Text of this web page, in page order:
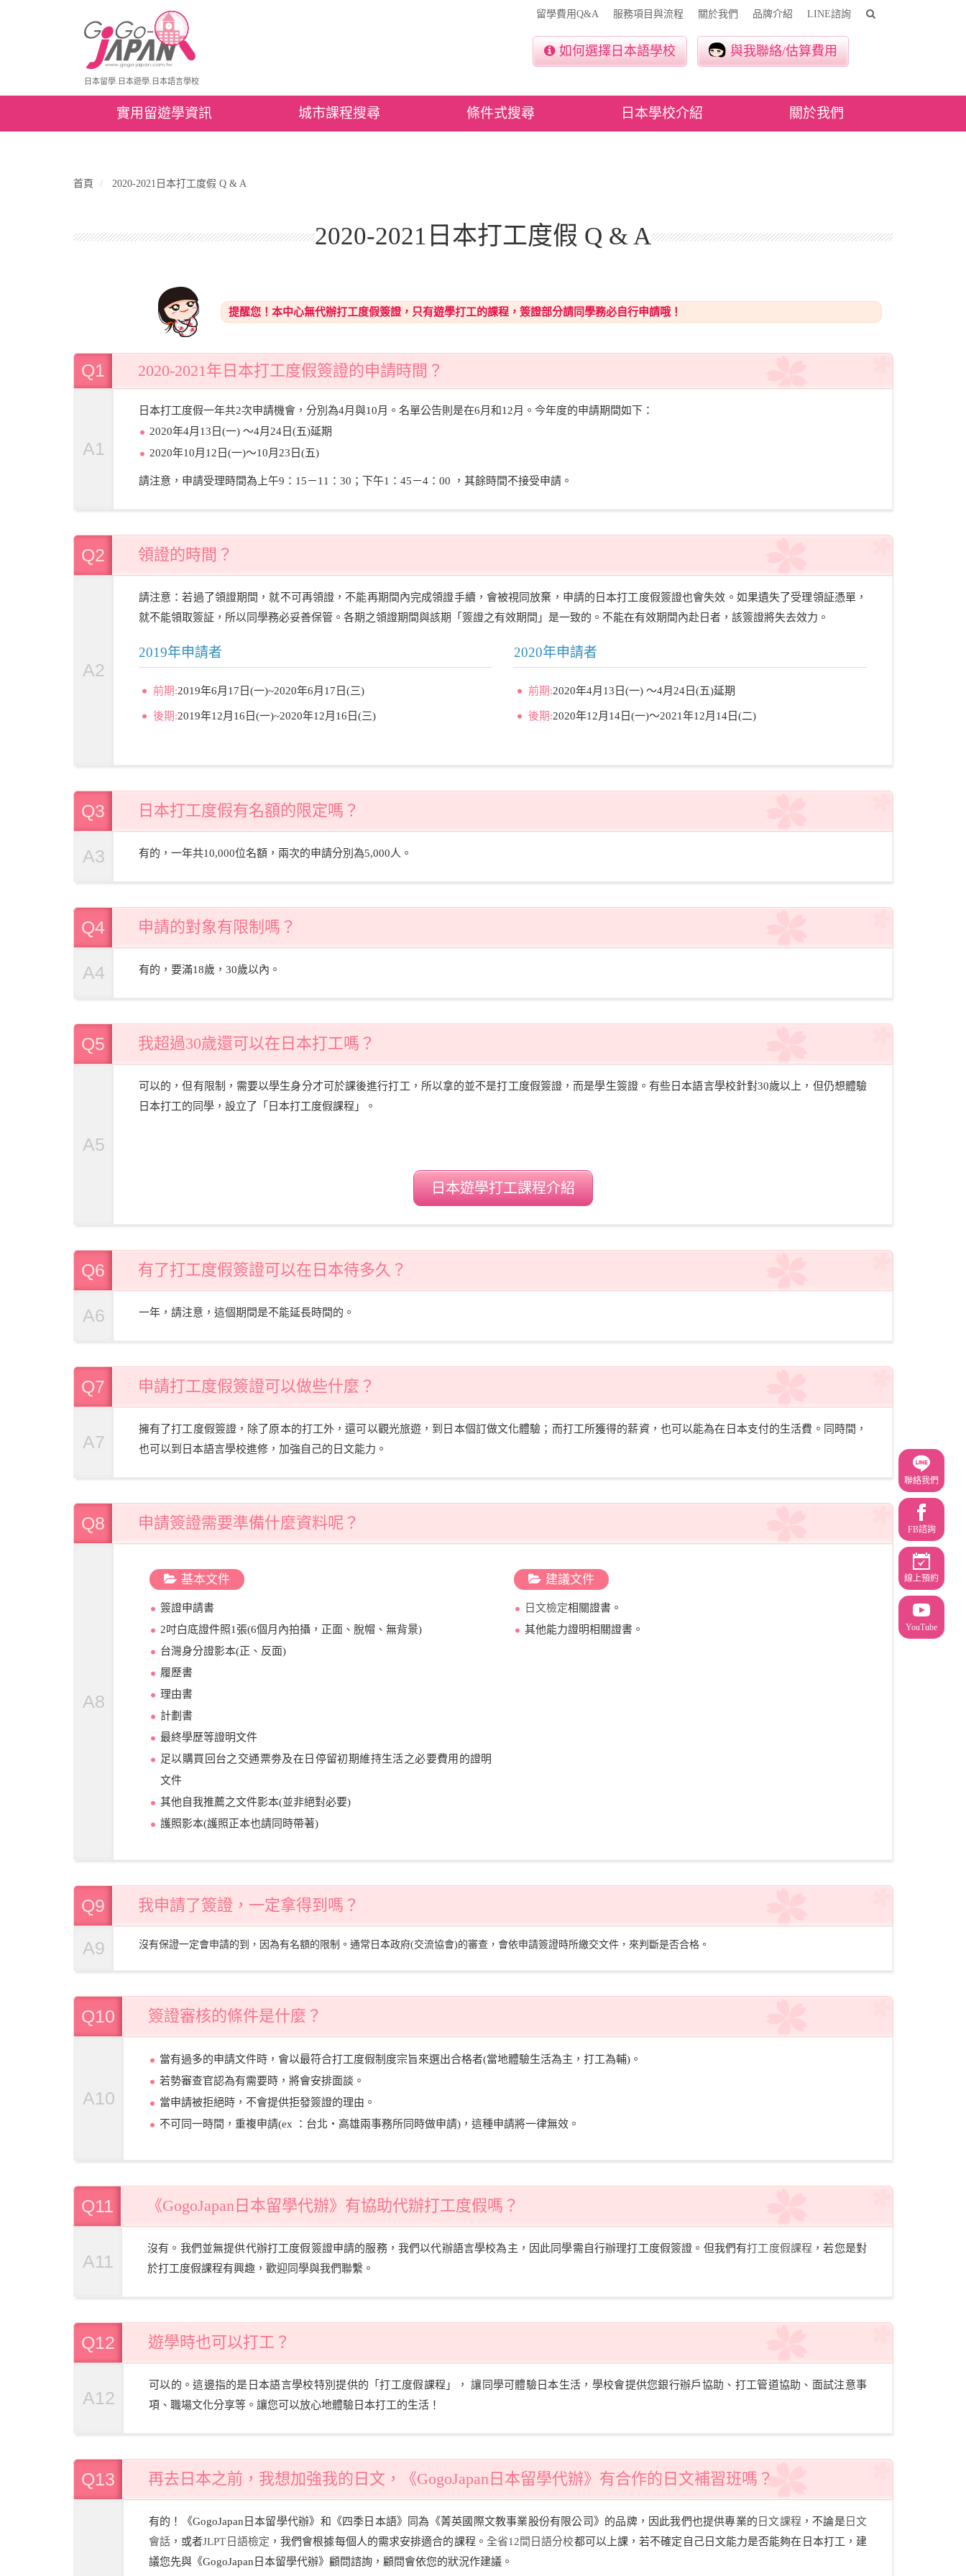
日本留學.日本遊學.日本語言學校
留學費用Q&A 服務項目與流程 關於我們 品牌介紹 LINE諮詢
如何選擇日本語學校 與我聯絡/估算費用
實用留遊學資訊 城市課程搜尋 條件式搜尋 日本學校介紹 關於我們
首頁 2020-2021日本打工度假 Q & A
2020-2021日本打工度假 Q & A
提醒您！本中心無代辦打工度假簽證，只有遊學打工的課程，簽證部分請同學務必自行申請哦！
Q1 2020-2021年日本打工度假簽證的申請時間？
A1
日本打工度假一年共2次申請機會，分別為4月與10月。名單公告則是在6月和12月。今年度的申請期間如下：
2020年4月13日(一) ～4月24日(五)延期
2020年10月12日(一)～10月23日(五)
請注意，申請受理時間為上午9：15－11：30；下午1：45－4：00 ，其餘時間不接受申請。
Q2 領證的時間？
A2
請注意：若過了領證期間，就不可再領證，不能再期間內完成領證手續，會被視同放棄，申請的日本打工度假簽證也會失效。如果遺失了受理領証憑單，
就不能領取簽証，所以同學務必妥善保管。各期之領證期間與該期「簽證之有效期間」是一致的。不能在有效期間內赴日者，該簽證將失去效力。
2019年申請者
前期:2019年6月17日(一)~2020年6月17日(三)
後期:2019年12月16日(一)~2020年12月16日(三)
2020年申請者
前期:2020年4月13日(一) ～4月24日(五)延期
後期:2020年12月14日(一)～2021年12月14日(二)
Q3 日本打工度假有名額的限定嗎？
A3 有的，一年共10,000位名額，兩次的申請分別為5,000人。
Q4 申請的對象有限制嗎？
A4 有的，要滿18歲，30歲以內。
Q5 我超過30歲還可以在日本打工嗎？
A5
可以的，但有限制，需要以學生身分才可於課後進行打工，所以拿的並不是打工度假簽證，而是學生簽證。有些日本語言學校針對30歲以上，但仍想體驗
日本打工的同學，設立了「日本打工度假課程」。
日本遊學打工課程介紹
Q6 有了打工度假簽證可以在日本待多久？
A6 一年，請注意，這個期間是不能延長時間的。
Q7 申請打工度假簽證可以做些什麼？
A7
擁有了打工度假簽證，除了原本的打工外，還可以觀光旅遊，到日本個訂做文化體驗；而打工所獲得的薪資，也可以能為在日本支付的生活費。同時間，
也可以到日本語言學校進修，加強自己的日文能力。
Q8 申請簽證需要準備什麼資料呢？
A8
基本文件
簽證申請書
2吋白底證件照1張(6個月內拍攝，正面、脫帽、無背景)
台灣身分證影本(正、反面)
履歷書
理由書
計劃書
最終學歷等證明文件
足以購買回台之交通票劵及在日停留初期維持生活之必要費用的證明
文件
其他自我推薦之文件影本(並非絕對必要)
護照影本(護照正本也請同時帶著)
建議文件
日文檢定相關證書。
其他能力證明相關證書。
Q9 我申請了簽證，一定拿得到嗎？
A9 沒有保證一定會申請的到，因為有名額的限制。通常日本政府(交流協會)的審查，會依申請簽證時所繳交文件，來判斷是否合格。
Q10 簽證審核的條件是什麼？
A10
當有過多的申請文件時，會以最符合打工度假制度宗旨來選出合格者(當地體驗生活為主，打工為輔)。
若勢審查官認為有需要時，將會安排面談。
當申請被拒絕時，不會提供拒發簽證的理由。
不可同一時間，重複申請(ex ：台北・高雄兩事務所同時做申請)，這種申請將一律無效。
Q11 《GogoJapan日本留學代辦》有協助代辦打工度假嗎？
A11
沒有。我們並無提供代辦打工度假簽證申請的服務，我們以代辦語言學校為主，因此同學需自行辦理打工度假簽證。但我們有打工度假課程 ，若您是對
於打工度假課程有興趣，歡迎同學與我們聯繫。
Q12 遊學時也可以打工？
A12
可以的。這邊指的是日本語言學校特別提供的「打工度假課程」， 讓同學可體驗日本生活，學校會提供您銀行辦戶協助、打工管道協助、面試注意事
項、職場文化分享等。讓您可以放心地體驗日本打工的生活！
Q13 再去日本之前，我想加強我的日文，《GogoJapan日本留學代辦》有合作的日文補習班嗎？
有的！《GogoJapan日本留學代辦》和《四季日本語》同為《菁英國際文教事業股份有限公司》的品牌，因此我們也提供專業的 日文課程 ，不論是日文
會話 ，或者JLPT日語檢定 ，我們會根據每個人的需求安排適合的課程。 全省12間日語分校都可以上課，若不確定自己日文能力是否能夠在日本打工，建
議您先與《GogoJapan日本留學代辦》顧問諮詢，顧問會依您的狀況作建議。
聯絡我們
FB諮詢
線上預約
YouTube